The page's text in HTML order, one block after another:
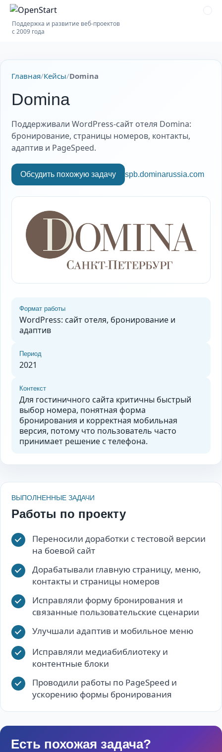
Поддержка и развитие веб-проектов
с 2009 года
Главная/Кейсы/Domina
Domina
Поддерживали WordPress-сайт отеля Domina:
бронирование, страницы номеров, контакты,
адаптив и PageSpeed.
Обсудить похожую задачу spb.dominarussia.com
Формат работы
WordPress: сайт отеля, бронирование и
адаптив
Период
2021
Контекст
Для гостиничного сайта критичны быстрый
выбор номера, понятная форма
бронирования и корректная мобильная
версия, потому что пользователь часто
принимает решение с телефона.
ВЫПОЛНЕННЫЕ ЗАДАЧИ
Работы по проекту
Переносили доработки с тестовой версии
на боевой сайт
Дорабатывали главную страницу, меню,
контакты и страницы номеров
Исправляли форму бронирования и
связанные пользовательские сценарии
Улучшали адаптив и мобильное меню
Исправляли медиабиблиотеку и
контентные блоки
Проводили работы по PageSpeed и
ускорению формы бронирования
Есть похожая задача?